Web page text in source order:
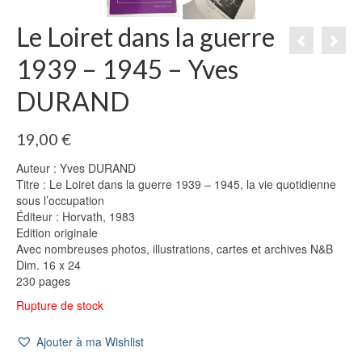
Le Loiret dans la guerre
1939 – 1945 – Yves
DURAND
19,00 €
Auteur : Yves DURAND
Titre : Le Loiret dans la guerre 1939 – 1945, la vie quotidienne
sous l’occupation
Éditeur : Horvath, 1983
Edition originale
Avec nombreuses photos, illustrations, cartes et archives N&B
Dim. 16 x 24
230 pages
Rupture de stock
Ajouter à ma Wishlist